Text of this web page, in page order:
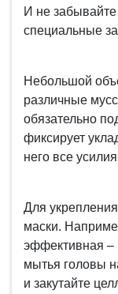
И не
специальные
Небольшой
различные
обязательно
фиксирует
него все
Для
маски.
эффективная –
мытья головы
и закутайте